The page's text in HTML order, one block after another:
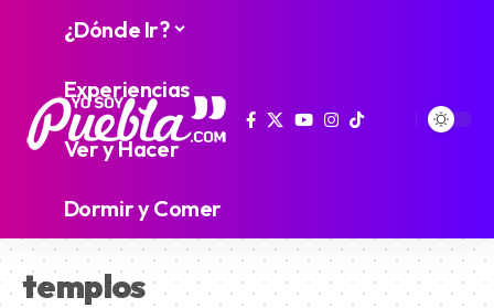
¿Dónde Ir?
Experiencias
Ver y Hacer
Dormir y Comer
templos